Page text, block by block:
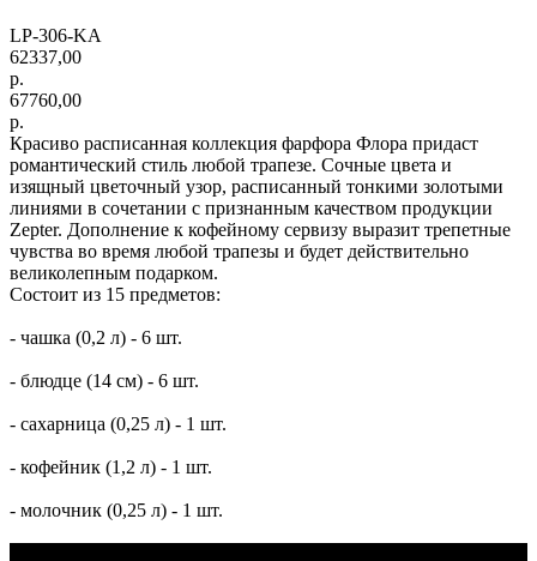
LP-306-KA
62337,00
р.
67760,00
р.
Красиво расписанная коллекция фарфора Флора придаст
романтический стиль любой трапезе. Сочные цвета и
изящный цветочный узор, расписанный тонкими золотыми
линиями в сочетании с признанным качеством продукции
Zepter. Дополнение к кофейному сервизу выразит трепетные
чувства во время любой трапезы и будет действительно
великолепным подарком.
Состоит из 15 предметов:
- чашка (0,2 л) - 6 шт.
- блюдце (14 см) - 6 шт.
- сахарница (0,25 л) - 1 шт.
- кофейник (1,2 л) - 1 шт.
- молочник (0,25 л) - 1 шт.